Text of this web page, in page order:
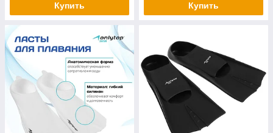
Купить Купить